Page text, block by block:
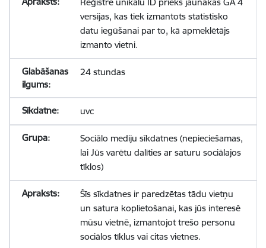
versijas, kas tiek izmantots statistisko
datu iegūšanai par to, kā apmeklētājs
izmanto vietni.
24 stundas
uvc
Sociālo mediju sīkdatnes (nepieciešamas,
lai Jūs varētu dalīties ar saturu sociālajos
tīklos)
Šīs sīkdatnes ir paredzētas tādu vietņu
un satura koplietošanai, kas jūs interesē
mūsu vietnē, izmantojot trešo personu
sociālos tīklus vai citas vietnes.